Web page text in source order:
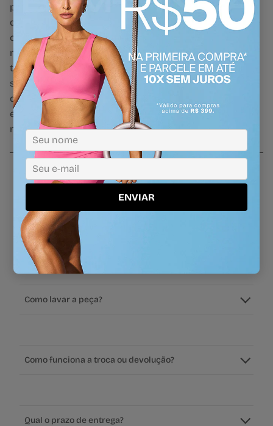
proporciona um caimento leve e natural, ideal para
diferentes atividades. A estampa inspirada em pista de
corrida, com detalhes em relevo, traz um toque
moderno e dinâmico ao visual. Confeccionada em
tecido de poliamida respirável, garante toque macio,
secagem rápida e proteção UV, mantendo o conforto
durante os treinos ou momentos casuais. Destaques:
easy care, proteção UV, estampa em relevo, secagem
rápida.
Perguntas frequentes
Como saber meu tamanho?
Como lavar a peça?
Como funciona a troca ou devolução?
Qual o prazo de entrega?
ENVIAR